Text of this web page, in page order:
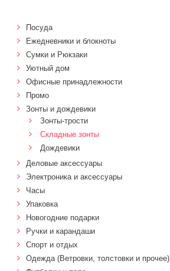
Посуда
Ежедневники и блокноты
Сумки и Рюкзаки
Уютный дом
Офисные принадлежности
Промо
Зонты и дождевики
Зонты-трости
Складные зонты
Дождевики
Деловые аксессуары
Электроника и аксессуары
Часы
Упаковка
Новогодние подарки
Ручки и карандаши
Спорт и отдых
Одежда (Ветровки, толстовки и прочее)